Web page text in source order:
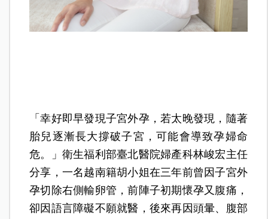
「幸好即早發現子宮外孕，若太晚發現，隨著
胎兒逐漸長大撐破子宮，可能會導致孕婦命
危。」衛生福利部臺北醫院婦產科林峻宏主任
分享，一名越南籍胡小姐在三年前曾因子宮外
孕切除右側輸卵管，前陣子初期懷孕又腹痛，
卻因語言障礙不願就醫，後來再因頭暈、腹部